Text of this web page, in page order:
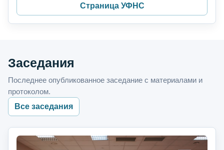
Страница УФНС
Заседания
Последнее опубликованное заседание с материалами и
протоколом.
Все заседания